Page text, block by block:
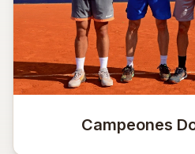
Campeones